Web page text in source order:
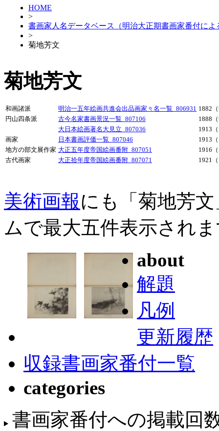
HOME
>
書画家人名データベース（明治大正期書画家番付によ
>
菊地芳文
菊地芳文
和画諸派 明治一五年絵画共進会出品画家々名一覧_806931 1882
円山四条派
古今名家書画景況一覧_807106
1888
大日本絵画著名大見立_807036
1913
画家
日本書画評価一覧_807046
1913
地方の部文展作家 大正五年度帝国絵画番附_807051
1916
古代画家
大正拾年度帝国絵画番附_807071 1921
美術画報にも「菊地芳
ムで最大五件表示され
about
解題
凡例
更新履歴
収録書画家番付一覧
categories
書画家番付への掲載回